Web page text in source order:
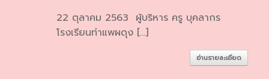
22 ตุลาคม 2563 ผู้บริหาร ครู บุคลากร
โรงเรียนท่าแพผดุง […]
อ่านรายละเอียด